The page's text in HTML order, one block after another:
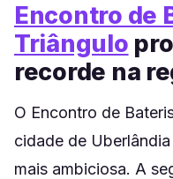
Encontro de
Triângulo
recorde na
O Encontro de
cidade de
mais ambiciosa. A